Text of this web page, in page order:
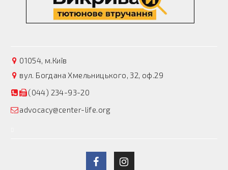
01054, м.Київ
вул. Богдана Хмельницького, 32, оф.29
(044) 234-93-20
advocacy@center-life.org